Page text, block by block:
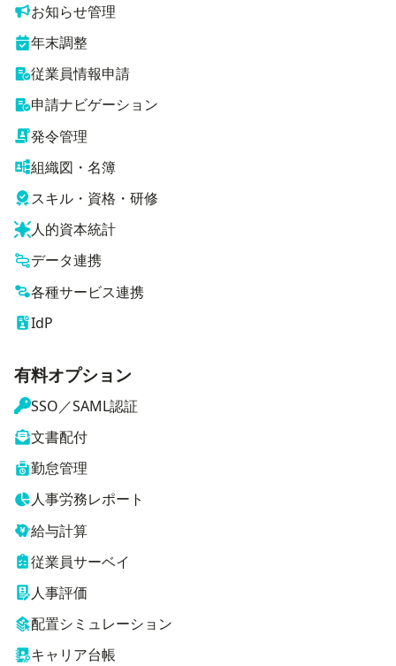
お知らせ管理
年末調整
従業員情報申請
申請ナビゲーション
発令管理
組織図・名簿
スキル・資格・研修
人的資本統計
データ連携
各種サービス連携
IdP
有料オプション
SSO／SAML認証
文書配付
勤怠管理
人事労務レポート
給与計算
従業員サーベイ
人事評価
配置シミュレーション
キャリア台帳